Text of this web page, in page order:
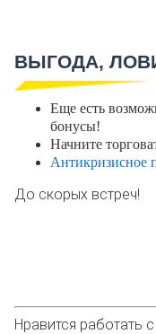
ВЫГОДА,
Еще есть
бонусы!
Начните
Антикризисное
До скорых встреч!
Нравится работать